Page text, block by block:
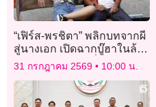
“เฟิร์ส-พรชิตา” พลิกบทจากผี
สู่นางเอก เปิดฉากบู๊ฮาในล้อ
หนังดัง “อีเกรียนซิ่ง”
31 กรกฎาคม 2569 10:00 น.